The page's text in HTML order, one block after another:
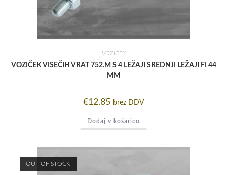
VOZIČEK
VOZIČEK VISEČIH VRAT 752.M S 4 LEŽAJI SREDNJI LEŽAJI FI 44
MM
€12.85 brez DDV
Dodaj v košarico
OUT OF STOCK